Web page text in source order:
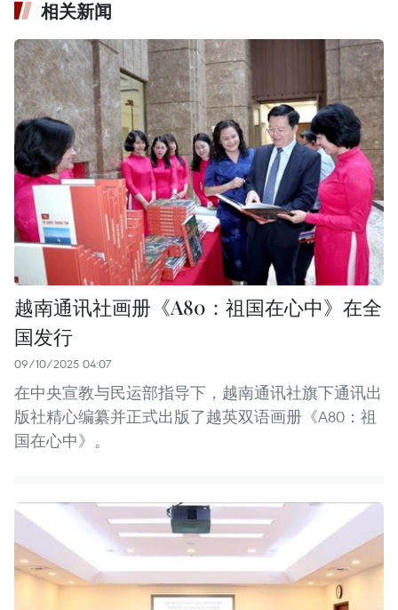
相关新闻
越南通讯社画册《A80：祖国在心中》在全
国发行
09/10/2025 04:07
在中央宣教与民运部指导下，越南通讯社旗下通讯出
版社精心编纂并正式出版了越英双语画册《A80：祖
国在心中》。